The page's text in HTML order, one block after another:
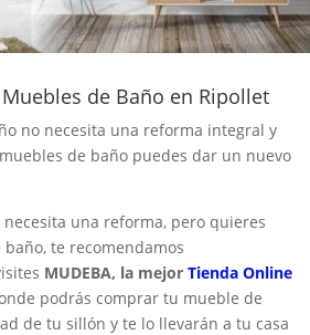
de Baño en Ripollet
no necesita una reforma integral y
de baño puedes dar un nuevo
una reforma, pero quieres
te recomendamos
MUDEBA, la mejor Tienda Online
podrás comprar tu mueble de
de tu sillón y te lo llevarán a tu casa